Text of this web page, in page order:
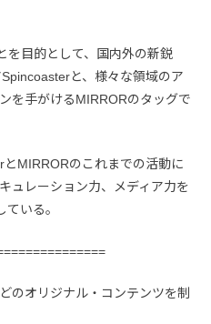
を目的として、国内外の新鋭
と、様々な領域のア
を手がけるMIRRORのタッグで
MIRRORのこれまでの活動に
ュレーション力、メディア力を
いる。
のオリジナル・コンテンツを制